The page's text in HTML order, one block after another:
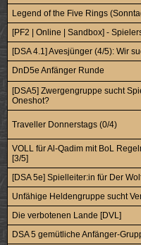
Legend of the Five Rings
[PF2 | Online | Sandbox] -
[DSA 4.1] Avesjünger (4/5): Wir
DnD5e Anfänger Runde
[DSA5] Zwergengruppe sucht
Oneshot?
Traveller Donnerstags (0/4)
VOLL für Al-Qadim mit BoL
[3/5]
[DSA 5e] Spielleiter:in für Der
Unfähige Heldengruppe sucht
Die verbotenen Lande [DVL]
DSA 5 gemütliche Anfänger-